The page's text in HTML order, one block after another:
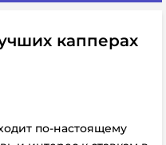
капперах
по-настоящему